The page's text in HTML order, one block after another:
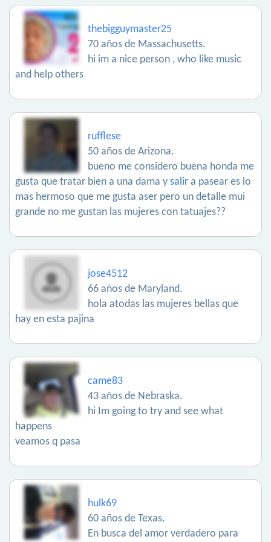
thebigguymaster25
70 años de Massachusetts.
hi im a nice person , who like music
and help others
rufflese
50 años de Arizona.
bueno me considero buena honda me
gusta que tratar bien a una dama y salir a pasear es lo
mas hermoso que me gusta aser pero un detalle mui
grande no me gustan las mujeres con tatuajes??
jose4512
66 años de Maryland.
hola atodas las mujeres bellas que
hay en esta pajina
came83
43 años de Nebraska.
hi Im going to try and see what
happens
veamos q pasa
hulk69
60 años de Texas.
En busca del amor verdadero para